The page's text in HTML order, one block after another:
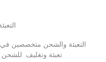
التعبئة والشحن متخصصين
تعبئة وتغليف